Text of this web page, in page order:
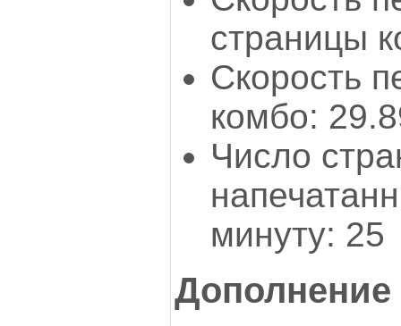
страницы
Скорость
комбо:
Число
минуту: 25
Дополнение